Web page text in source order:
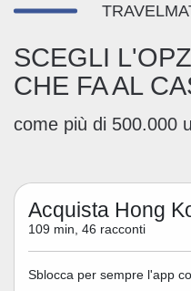
SCEGLI
CHE FA AL
come più di 500.000
Acquista Hong
109 min, 46 racconti
Sblocca per sempre l'app